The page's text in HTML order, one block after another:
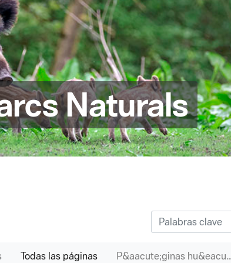
Naturals
Todas las páginas P&aacute;ginas hu&eacute;rfanas